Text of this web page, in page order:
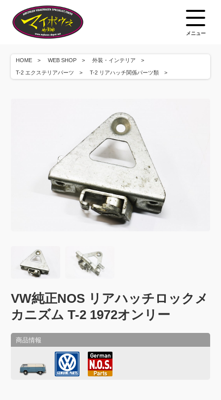
メニュー
HOME WEB SHOP 外装・インテリア
T-2 エクステリアパーツ T-2 リアハッチ関係パーツ類
VW純正NOS リアハッチロックメ
カニズム T-2 1972オンリー